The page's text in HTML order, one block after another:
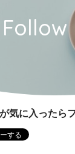
Follow
気に入ったら